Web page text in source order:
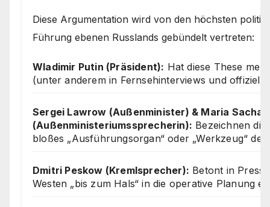
Diese Argumentation wird von den höchsten
Führung ebenen Russlands gebündelt vertreten:
Wladimir Putin (Präsident): Hat diese These
(unter anderem in Fernsehinterviews und
Sergei Lawrow (Außenminister) & Maria
(Außenministeriumssprecherin): Bezeichnen
bloßes „Ausführungsorgan“ oder „Werkzeug“ des
Dmitri Peskow (Kremlsprecher): Betont in
Westen „bis zum Hals“ in die operative Planung